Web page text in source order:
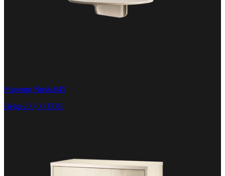
Museum Nm&.045
Beige200,00 EUR